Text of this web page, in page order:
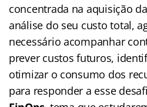
concentrada na aquisição
análise do seu custo total,
necessário acompanhar
prever custos futuros,
otimizar o consumo dos
para responder a esse